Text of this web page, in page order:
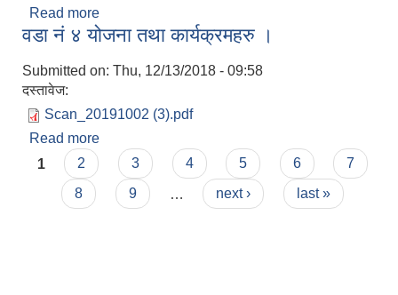
Read more
वडा नं ४ योजना तथा कार्यक्रमहरु ।
Submitted on: Thu, 12/13/2018 - 09:58
दस्तावेज:
Scan_20191002 (3).pdf
Read more
Pages
1 2 3 4 5 6
7
8
9 next › last »